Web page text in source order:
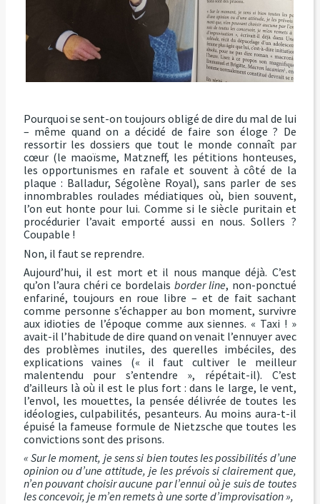
Pourquoi se sent-on toujours obligé de dire du mal de lui
– même quand on a décidé de faire son éloge ? De
ressortir les dossiers que tout le monde connaît par
cœur (le maoïsme, Matzneff, les pétitions honteuses,
les opportunismes en rafale et souvent à côté de la
plaque : Balladur, Ségolène Royal), sans parler de ses
innombrables roulades médiatiques où, bien souvent,
l’on eut honte pour lui. Comme si le siècle puritain et
procédurier l’avait emporté aussi en nous. Sollers ?
Coupable !
Non, il faut se reprendre.
Aujourd’hui, il est mort et il nous manque déjà. C’est
qu’on l’aura chéri ce bordelais border line, non-ponctué
enfariné, toujours en roue libre – et de fait sachant
comme personne s’échapper au bon moment, survivre
aux idioties de l’époque comme aux siennes. « Taxi ! »
avait-il l’habitude de dire quand on venait l’ennuyer avec
des problèmes inutiles, des querelles imbéciles, des
explications vaines (« il faut cultiver le meilleur
malentendu pour s’entendre », répétait-il). C’est
d’ailleurs là où il est le plus fort : dans le large, le vent,
l’envol, les mouettes, la pensée délivrée de toutes les
idéologies, culpabilités, pesanteurs. Au moins aura-t-il
épuisé la fameuse formule de Nietzsche que toutes les
convictions sont des prisons.
« Sur le moment, je sens si bien toutes les possibilités d’une
opinion ou d’une attitude, je les prévois si clairement que,
n’en pouvant choisir aucune par l’ennui où je suis de toutes
les concevoir, je m’en remets à une sorte d’improvisation »,